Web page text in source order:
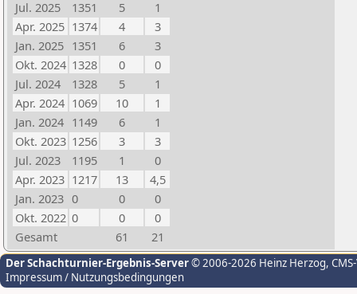
Jul. 2025
1351 5
1
Apr. 2025 1374 4
3
Jan. 2025 1351 6
3
Okt. 2024 1328 0
0
Jul. 2024
1328 5
1
Apr. 2024 1069 10
1
Jan. 2024 1149 6
1
Okt. 2023 1256 3
3
Jul. 2023
1195 1
0
Apr. 2023 1217 13
4,5
Jan. 2023 0 0
0
Okt. 2022 0 0
0
Gesamt
61 21
Der Schachturnier-Ergebnis-Server© 2006-2026 Heinz Herzog,
Impressum / Nutzungsbedingungen